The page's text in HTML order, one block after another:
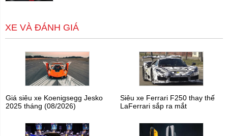
XE VÀ ĐÁNH GIÁ
Giá siêu xe Koenigsegg Jesko
2025 tháng (08/2026)
Siêu xe Ferrari F250 thay thế
LaFerrari sắp ra mắt